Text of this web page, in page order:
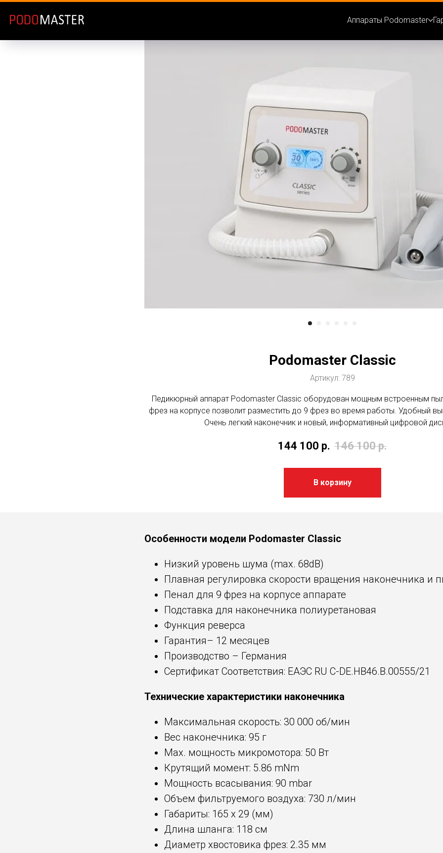
Аппараты Podomaster
Podomaster Classic
Артикул: 789
Педикюрный аппарат Podomaster Classic оборудован мощным встроенным
фрез на корпусе позволит разместить до 9 фрез во время работы. Удобный
Очень легкий наконечник и новый, информативный цифровой
144 100 р. 146 100 р.
В корзину
Особенности модели Podomaster Classic
Низкий уровень шума (max. 68dB)
Плавная регулировка скорости вращения наконечника и
Пенал для 9 фрез на корпусе аппарате
Подставка для наконечника полиуретановая
Функция реверса
Гарантия– 12 месяцев
Производство – Германия
Сертификат Соответствия: EAЭC RU C-DE.HB46.B.00555/21
Технические характеристики наконечника
Максимальная скорость: 30 000 об/мин
Вес наконечника: 95 г
Max. мощность микромотора: 50 Вт
Крутящий момент: 5.86 mNm
Мощность всасывания: 90 mbar
Объем фильтруемого воздуха: 730 л/мин
Габариты: 165 х 29 (мм)
Длина шланга: 118 см
Диаметр хвостовика фрез: 2.35 мм